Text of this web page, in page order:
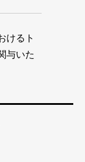
けるト
与いた